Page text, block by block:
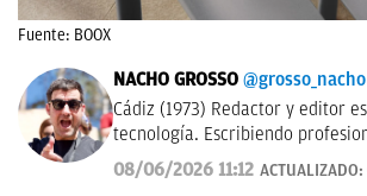
Fuente: BOOX
NACHO GROSSO @grosso_nacho
Cádiz (1973) Redactor y editor
tecnología. Escribiendo profesionalmente desde
2017 para medios de difusión y
08/06/2026 11:12 ACTUALIZADO: